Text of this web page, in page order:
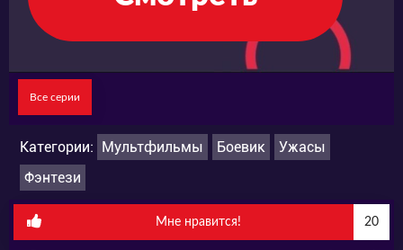
как потомку великого рода истребителей
всех Вампиров не остаётся ничего другого,
как начать искать союзников для борьбы с
нечистью.
Все серии
Категории: Мультфильмы Боевик
Ужасы
Фэнтези
Мне нравится! 20